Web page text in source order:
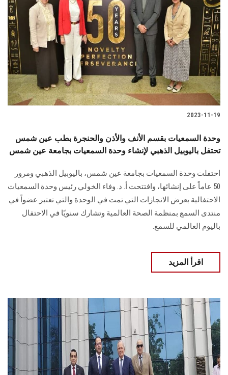
2023-11-19
وحدة السمعيات بقسم الأنف والأذن والحنجرة بطب عين شمس
تحتفل باليوبيل الذهبي لإنشاء وحدة السمعيات بجامعة عين شمس
احتفلت وحدة السمعيات بجامعة عين شمس، باليوبيل الذهبي ومرور
50 عاماً على إنشائها، وافتتحت أ. د. وفاء الخولي رئيس وحدة السمعيات
الاحتفالية بعرض الانجازات التي تمت في الوحدة والتي تعتبر عضواً في
منتدى السمع بمنظمة الصحة العالمية وتشارك سنويًا في الاحتفال
باليوم العالمي للسمع.
اقرأ المزيد